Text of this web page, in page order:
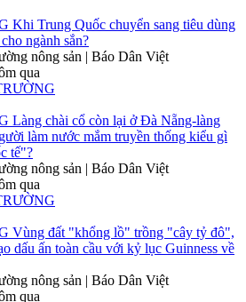
Khi Trung Quốc chuyển sang tiêu dùng
ngành sắn?
nông sản | Báo Dân Việt
qua
Làng chài cổ còn lại ở Đà Nẵng-làng
làm nước mắm truyền thống kiểu gì
tế"?
nông sản | Báo Dân Việt
qua
Vùng đất "khổng lồ" trồng "cây tỷ đô",
dấu ấn toàn cầu với kỷ lục Guinness về
nông sản | Báo Dân Việt
qua